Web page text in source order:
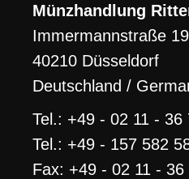
Münzhandlung
Immermannstraße 19
40210 Düsseldorf
Deutschland /
Tel.: +49 - 02 11 - 36
Tel.: +49 - 157 582
Fax: +49 - 02 11 - 36